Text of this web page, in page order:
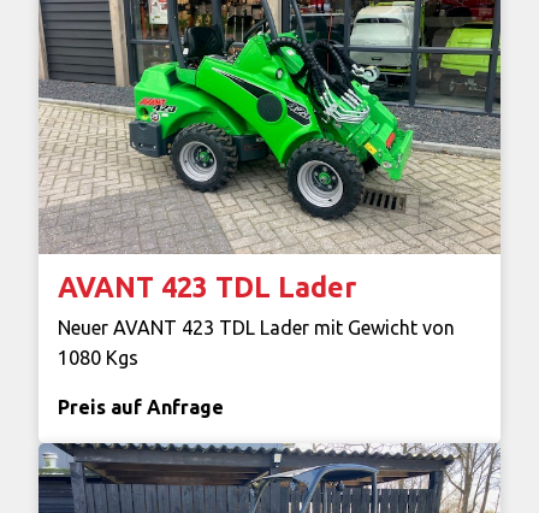
AVANT 423 TDL Lader
Neuer AVANT 423 TDL Lader mit Gewicht von
1080 Kgs
Preis auf Anfrage